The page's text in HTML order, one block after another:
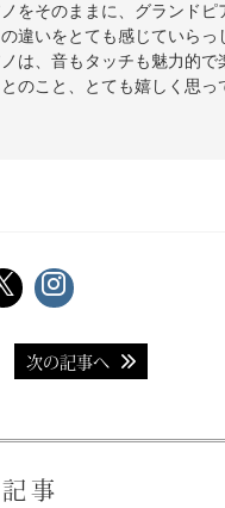
をそのままに、グランドピ
違いをとても感じていらっ
は、音もタッチも魅力的で
のこと、とても嬉しく思っ
次の記事へ
事